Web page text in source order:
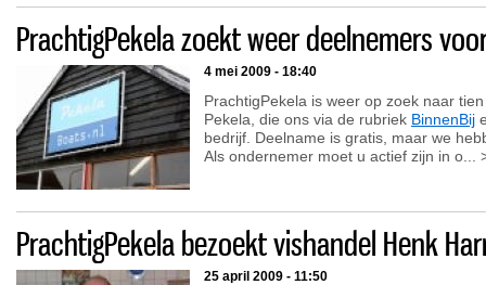
PrachtigPekela zoekt weer deelnemers
4 mei 2009 - 18:40
PrachtigPekela is weer op zoek naar
Pekela, die ons via de rubriek BinnenBij
bedrijf. Deelname is gratis, maar we
Als ondernemer moet u actief zijn in o...
PrachtigPekela bezoekt vishandel Henk
25 april 2009 - 11:50